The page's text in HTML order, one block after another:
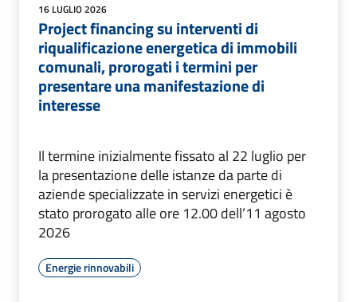
16 LUGLIO 2026
Project financing su interventi di
riqualificazione energetica di immobili
comunali, prorogati i termini per
presentare una manifestazione di
interesse
Il termine inizialmente fissato al 22 luglio per
la presentazione delle istanze da parte di
aziende specializzate in servizi energetici è
stato prorogato alle ore 12.00 dell’11 agosto
2026
Energie rinnovabili